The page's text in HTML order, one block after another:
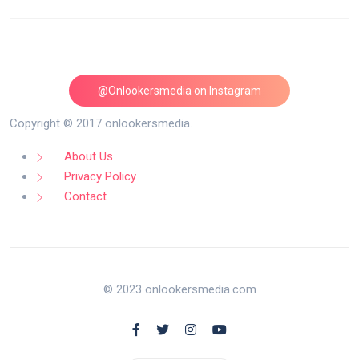
@Onlookersmedia on Instagram
Follow on Instagram
Copyright © 2017 onlookersmedia.
About Us
Privacy Policy
Contact
© 2023 onlookersmedia.com